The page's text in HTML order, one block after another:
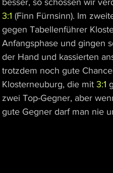
besser, so schossen wir
3:1 (Finn Fürnsinn). Im
gegen Tabellenführer
Anfangsphase und gingen
der Hand und kassierten
trotzdem noch gute
Klosterneuburg, die mit 3:1
zwei Top-Gegner, aber
gute Gegner darf man nie